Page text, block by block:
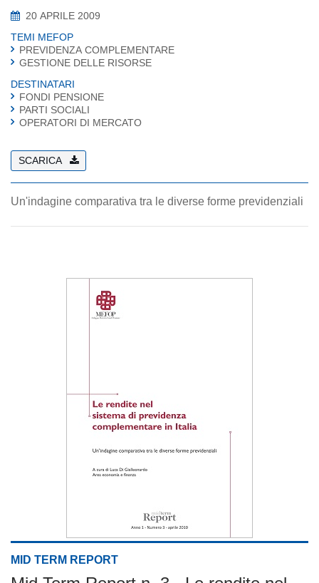
20 APRILE 2009
TEMI MEFOP
PREVIDENZA COMPLEMENTARE
GESTIONE DELLE RISORSE
DESTINATARI
FONDI PENSIONE
PARTI SOCIALI
OPERATORI DI MERCATO
SCARICA
Un'indagine comparativa tra le diverse forme previdenziali
MID TERM REPORT